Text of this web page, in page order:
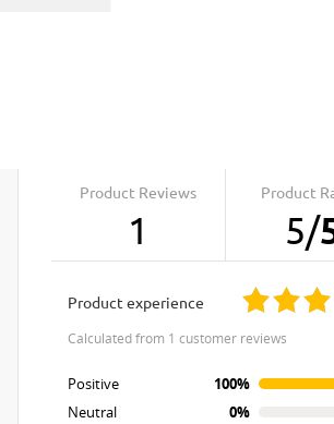
Product Reviews
1
Product
5/
product experience
calculated from 1 customer reviews
Positive
100%
Neutral
0%